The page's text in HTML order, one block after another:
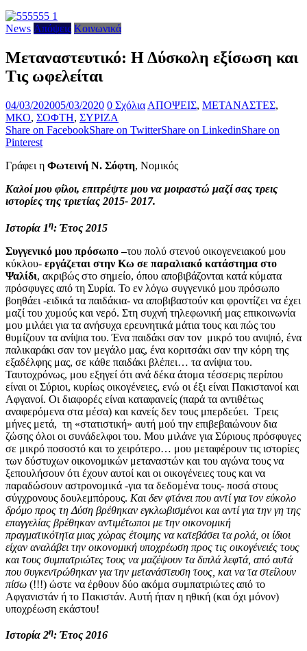
News Απόψεις Κοινωνικά
Μεταναστευτικό: Η Δύσκολη εξίσωση και
Τις ωφελείται
04/03/202005/03/2020 0 Σχόλια ΑΠΟΨΕΙΣ, ΜΕΤΑΝΑΣΤΕΣ,
ΜΚΟ, ΣΟΦΤΗ, ΣΥΡΙΖΑ
Share on FacebookShare on TwitterShare on LinkedinShare on
Pinterest
Γράφει η Φωτεινή Ν. Σόφτη, Νομικός
Καλοί μου φίλοι, επιτρέψτε μου να μοιραστώ μαζί σας τρεις
ιστορίες της τριετίας 2015- 2017.
Ιστορία 1η: Έτος 2015
Συγγενικό μου πρόσωπο –του πολύ στενού οικογενειακού μου
κύκλου- εργάζεται στην Κω σε παραλιακό κατάστημα στο
Ψαλίδι, ακριβώς στο σημείο, όπου αποβιβάζονται κατά κύματα
πρόσφυγες από τη Συρία. Το εν λόγω συγγενικό μου πρόσωπο
βοηθάει -ειδικά τα παιδάκια- να αποβιβαστούν και φροντίζει να έχει
μαζί του χυμούς και νερό. Στη συχνή τηλεφωνική μας επικοινωνία
μου μιλάει για τα ανήσυχα ερευνητικά μάτια τους και πώς του
θυμίζουν τα ανίψια του. Ένα παιδάκι σαν τον μικρό του ανιψιό, ένα
παλικαράκι σαν τον μεγάλο μας, ένα κοριτσάκι σαν την κόρη της
εξαδέλφης μας, σε κάθε παιδάκι βλέπει… τα ανίψια του.
Ταυτοχρόνως, μου εξηγεί ότι ανά δέκα άτομα τέσσερις περίπου
είναι οι Σύριοι, κυρίως οικογένειες, ενώ οι έξι είναι Πακιστανοί και
Αφγανοί. Οι διαφορές είναι καταφανείς (παρά τα αντιθέτως
αναφερόμενα στα μέσα) και κανείς δεν τους μπερδεύει. Τρεις
μήνες μετά, τη «στατιστική» αυτή μού την επιβεβαιώνουν δια
ζώσης όλοι οι συνάδελφοι του. Μου μιλάνε για Σύριους πρόσφυγες
σε μικρό ποσοστό και το χειρότερο… μου μεταφέρουν τις ιστορίες
των δύστυχων οικονομικών μεταναστών και του αγώνα τους να
ξεπουλήσουν ότι έχουν αυτοί και οι οικογένειες τους και να
παραδώσουν αστρονομικά -για τα δεδομένα τους- ποσά στους
σύγχρονους δουλεμπόρους. Και δεν φτάνει που αντί για τον εύκολο
δρόμο προς τη Δύση βρέθηκαν εγκλωβισμένοι και αντί για την γη της
επαγγελίας βρέθηκαν αντιμέτωποι με την οικονομική
πραγματικότητα μιας χώρας έτοιμης να κατεβάσει τα ρολά, οι ίδιοι
είχαν αναλάβει την οικονομική υποχρέωση προς τις οικογένειές τους
και τους συμπατριώτες τους να μαζέψουν τα διπλά λεφτά, από αυτά
που συγκεντρώθηκαν για την μετανάστευση τους, και να τα στείλουν
πίσω (!!!) ώστε να έρθουν δύο ακόμα συμπατριώτες από το
Αφγανιστάν ή το Πακιστάν. Αυτή ήταν η ηθική (και όχι μόνον)
υποχρέωση εκάστου!
Ιστορία 2η: Έτος 2016